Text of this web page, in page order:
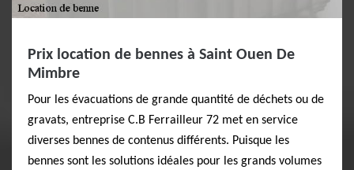
Prix location de bennes à Saint Ouen De
Mimbre
Pour les évacuations de grande quantité de déchets ou de
gravats, entreprise C.B Ferrailleur 72 met en service
diverses bennes de contenus différents. Puisque les
bennes sont les solutions idéales pour les grands volumes